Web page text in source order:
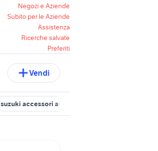
Negozi e Aziende
Subito per le Aziende
Assistenza
Ricerche salvate
Preferiti
Vendi
suzuki accessori auto Taranto provincia